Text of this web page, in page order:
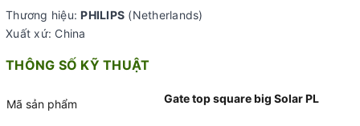
Thương hiệu: PHILIPS (Netherlands)
Xuất xứ: China
THÔNG SỐ KỸ THUẬT
Mã sản phẩm Gate top square big Solar PL